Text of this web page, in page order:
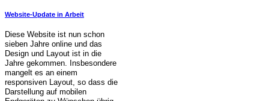
Website-Update in Arbeit
Diese Website ist nun schon
sieben Jahre online und das
Design und Layout ist in die
Jahre gekommen. Insbesondere
mangelt es an einem
responsiven Layout, so dass die
Darstellung auf mobilen